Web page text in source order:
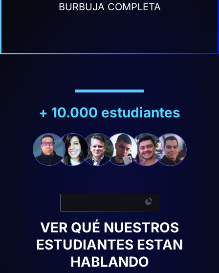
BURBUJA COMPLETA
+ 10.000 estudiantes
VER QUÉ NUESTROS
ESTUDIANTES ESTAN
HABLANDO